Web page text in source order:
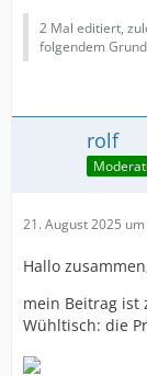
2 Mal editiert,
folgendem
rolf
21. August 2025
Hallo
mein Beitrag ist
Wühltisch: die